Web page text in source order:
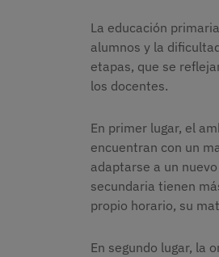
La educación
alumnos y la
etapas, que se
los docentes.
En primer lugar, el
encuentran con un
adaptarse a un
secundaria tienen
propio horario, su
En segundo lugar, la